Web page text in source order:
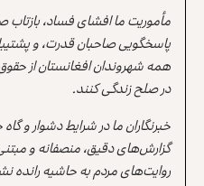
مأموریت ما افشای فساد،
پاسخگویی صاحبان قدرت، و
همه شهروندان افغانستان از حقوق
در صلح زندگی کنند.
خبرنگاران ما در شرایط دشوار و
گزارش‌های دقیق، منصفانه و
روایت‌های مردم به حاشیه رانده